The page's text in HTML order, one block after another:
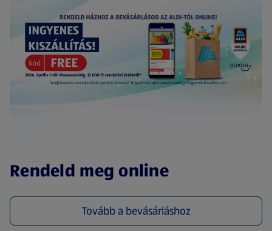
Rendeld meg online
Tovább a bevásárláshoz
(új oldalon nyílik meg)